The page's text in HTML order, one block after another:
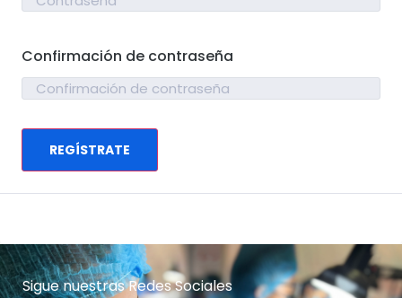
Confirmación de contraseña
REGÍSTRATE
Sigue nuestras Redes Sociales